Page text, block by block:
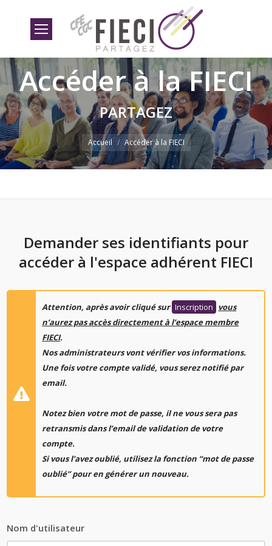
Accéder à la FIECI
PARTAGEZ
Vous êtes ici
Accueil Accéder à la FIECI
Demander ses identifiants pour
accéder à l'espace adhérent FIECI
Attention, après avoir cliqué sur Inscription vous
n’aurez pas accès directement à l’espace membre
FIECI.
Nos administrateurs vont vérifier vos informations.
Une fois votre compte validé, vous serez notifié par
email.
Notez bien votre mot de passe, il ne vous sera pas
retransmis dans l’email de validation de votre
compte.
Si vous l’avez oublié, utilisez la fonction “mot de passe
oublié” pour en générer un nouveau.
Nom d'utilisateur